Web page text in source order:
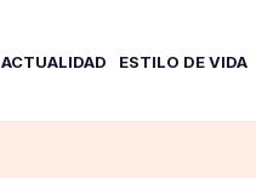
ACTUALIDAD ESTILO DE VIDA